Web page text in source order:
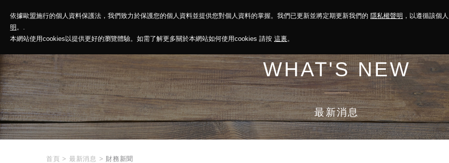
依據歐盟施行的個人資料保護法，我們致力於保護您的個人資料並提供您對個人資料的掌握。我們已更新並將定期更新我們的 隱私權聲明 ，以遵循該個
明 。.
本網站使用cookies以提供更好的瀏覽體驗。如需了解更多關於本網站如何使用cookies 請按 這裏。
神基投控 解決方案 永續報告 投資人關係 菁英招募 最新消息
WHAT'S NEW
最新消息
首頁 > 最新消息 > 財務新聞